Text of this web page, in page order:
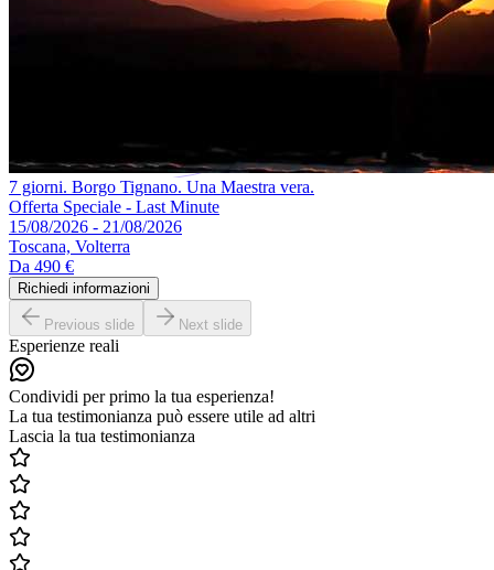
7 giorni. Borgo Tignano. Una Maestra vera.
Offerta Speciale - Last Minute
15/08/2026 - 21/08/2026
Toscana, Volterra
Da 490 €
Richiedi informazioni
Previous slide Next slide
Esperienze reali
Condividi per primo la tua esperienza!
La tua testimonianza può essere utile ad altri
Lascia la tua testimonianza